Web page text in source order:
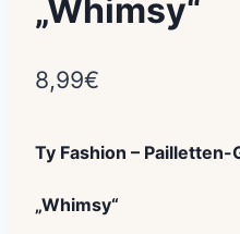
„Whimsy“
8,99€
Ty Fashion – Pailletten-
„Whimsy“